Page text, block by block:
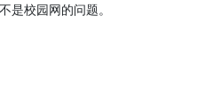
是校园网的问题。